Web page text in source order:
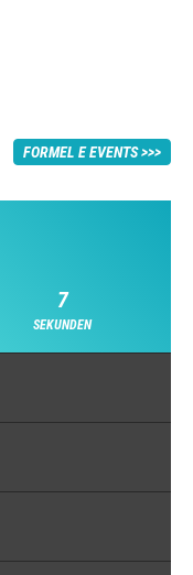
FORMEL E EVENTS
7
SEKUNDEN